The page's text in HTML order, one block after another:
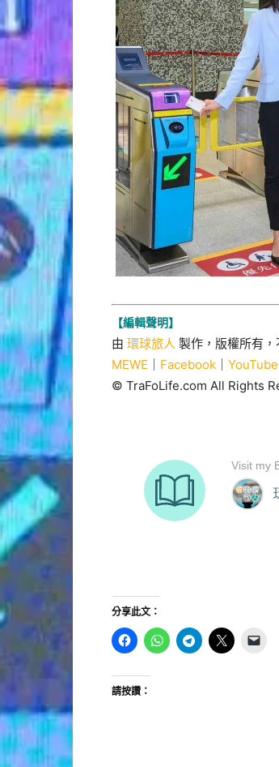
【編輯聲明】
由 環球旅人 製作，版權所有，
MEWE
Facebook YouTube
© TraFoLife.com All Rights
分享此文：
請按讚：